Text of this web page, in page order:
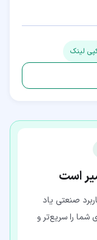
لینک
است
صنعتی یاد
شما را سریع‌تر و